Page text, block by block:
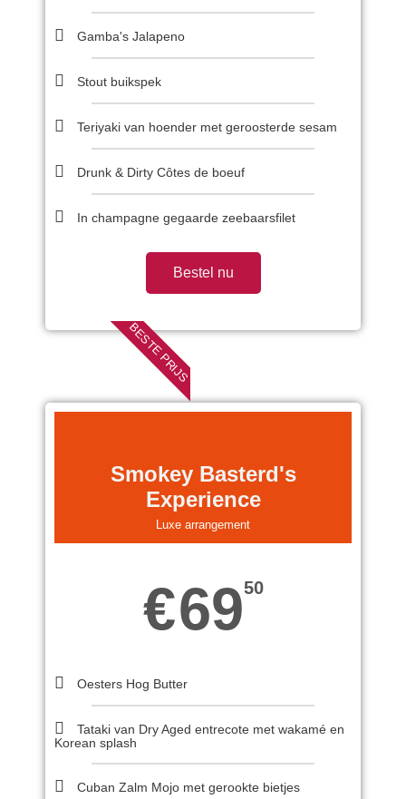
Gamba's Jalapeno
Stout buikspek
Teriyaki van hoender met geroosterde sesam
Drunk & Dirty Côtes de boeuf
In champagne gegaarde zeebaarsfilet
Bestel nu
BESTE PRIJS
Smokey Basterd's
Experience
Luxe arrangement
€6950
Oesters Hog Butter
Tataki van Dry Aged entrecote met wakamé en
Korean splash
Cuban Zalm Mojo met gerookte bietjes